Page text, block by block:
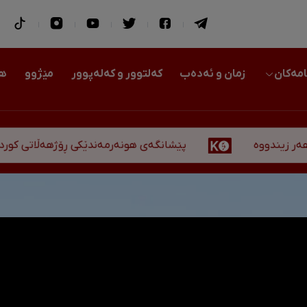
زمان و ئەدەب کەلتوور و کەلەپوور مێژوو
پێشانگەی هونەرمەندێکی ڕۆژهەڵاتی کوردستان لە